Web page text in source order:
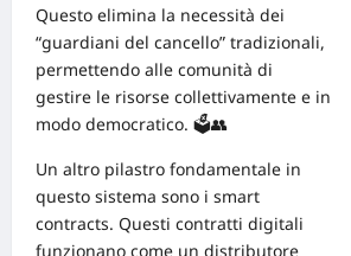
Questo elimina la necessità dei
“guardiani del cancello” tradizionali,
permettendo alle comunità di
gestire le risorse collettivamente e in
modo democratico. 🗳️👥
Un altro pilastro fondamentale in
questo sistema sono i smart
contracts. Questi contratti digitali
funzionano come un distributore